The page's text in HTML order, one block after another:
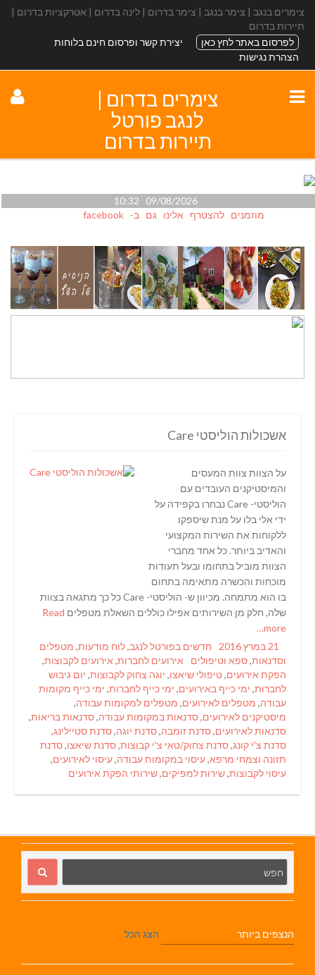
צימרים בנגב | צימר בנגב | צימר בדרום | לינה בדרום | אטרקציות בדרום |
תיירות בדרום
לפרסום באתר לחץ כאן
יצירת קשר ופרסום חינם בלוחות
הצהרת נגישות
צימרים בדרום |
לנגב פורטל
תיירות בדרום
09/08/2026 10:32
מוזמנים להצטרף אלינו גם ב- facebook
אשכולות הוליסטי Care
על הצוות צוות המעסים
והמיסטיקנים העובדים עם
הוליסטי- Care נבחרו בקפידה על
ידי אלי בלו על מנת שיספקו
ללקוחות את השירות המקצועי
והאדיב ביותר. כל אחד מחברי
הצוות מוביל בתחומו ובעל תעודות
מוכחות והכשרה מתאימה בתחום
בו הוא מתמחה. מכיוון ש- הוליסטי- Care כל כך מתגאה בצוות
שלה, חלק מן השירותים אפילו כוללים השאלת מטפלים Read
more…
Posted
on
21 במרץ 2016 Categories
חדשים בפורטל לנגב,לוח מודעות, מטפלים
וסדנאות,ספא וטיפולים Tags
אירועים לחברות, אירועים לקבוצות,
הפקת אירועים,טיפולי שיאצו, יוגה צחוק לקבוצות, יום גיבוש
לחברות, ימי כייף באירועים, ימי כייף לחברות, ימי כייף מקומות
עבודה, מטפלים לאירועים, מטפלים למקומות עבודה,
מיסטיקנים לאירועים,סדנאות במקומות עבודה,סדנאות בריאות,
סדנאות לאירועים,סדנת זומבה,סדנת יוגה,סדנת סטיילינג,
סדנת צ'י קונג,סדנת צחוק/טאי צ'י קבוצות,סדנת שיאצו,סדנת
תזונה וצמחי מרפא,עיסוי במקומות עבודה,עיסוי לאירועים,
עיסוי לקבוצות,שירות למפיקים,שירותי הפקת אירועים
הנצפים ביותר הצג הכל